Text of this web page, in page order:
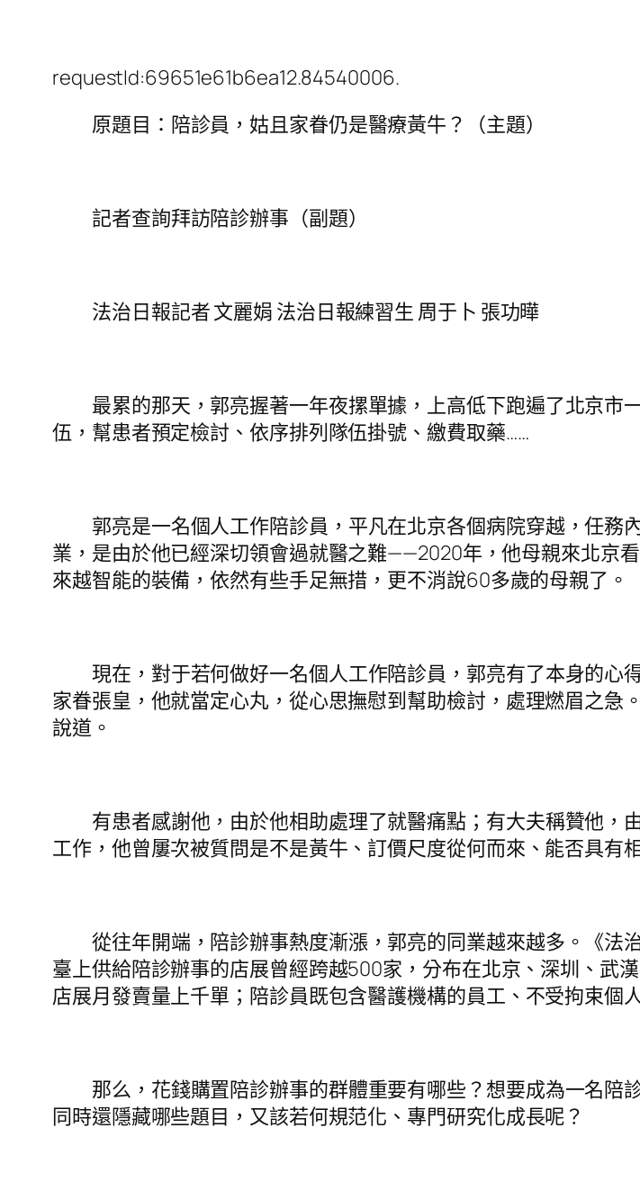
requestId:69651e61b6ea12.84540006.
原題目：陪診員，姑且家眷仍是醫療黃牛？（主題）
記者查詢拜訪陪診辦事（副題）
法治日報記者 文麗娟 法治日報練習生 周于卜 張功曄
最累的那天，郭亮握著一年夜摞單據，上高低下跑遍了北京
伍，幫患者預定檢討、依序排列隊伍掛號、繳費取藥……
郭亮是一名個人工作陪診員，平凡在北京各個病院穿越，任
業，是由於他已經深切領會過就醫之難——2020年，他母親來北京
來越智能的裝備，依然有些手足無措，更不消說60多歲的母親了。
現在，對于若何做好一名個人工作陪診員，郭亮有了本身的心
家眷張皇，他就當定心丸，從心思撫慰到幫助檢討，處理燃眉之急
說道。
有患者感謝他，由於他相助處理了就醫痛點；有大夫稱贊他
工作，他曾屢次被質問是不是黃牛、訂價尺度從何而來、能否具有
從往年開端，陪診辦事熱度漸漲，郭亮的同業越來越多。《法
臺上供給陪診辦事的店展曾經跨越500家，分布在北京、深圳、武
店展月發賣量上千單；陪診員既包含醫護機構的員工、不受拘束個
那么，花錢購置陪診辦事的群體重要有哪些？想要成為一名
同時還隱藏哪些題目，又該若何規范化、專門研究化成長呢？